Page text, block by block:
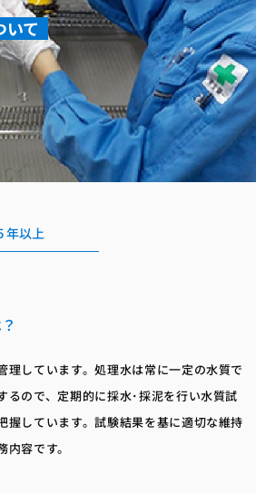
いて
年以上
理しています。処理水は常に一定の水質で
るので、定期的に採水･採泥を行い水質試
握しています。試験結果を基に適切な維持
容です。